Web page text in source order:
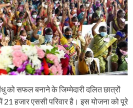
सफल बनाने के जिम्मेदारी दलित छात्रों
21 हजार एससी परिवार है। इस योजना को पूरे